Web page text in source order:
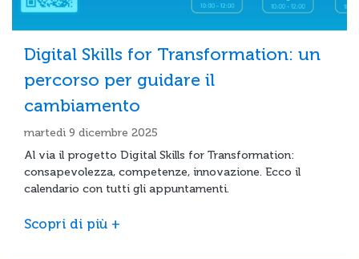
Digital Skills for Transformation: un
percorso per guidare il
cambiamento
martedì 9 dicembre 2025
Al via il progetto Digital Skills for Transformation:
consapevolezza, competenze, innovazione. Ecco il
calendario con tutti gli appuntamenti.
Scopri di più +